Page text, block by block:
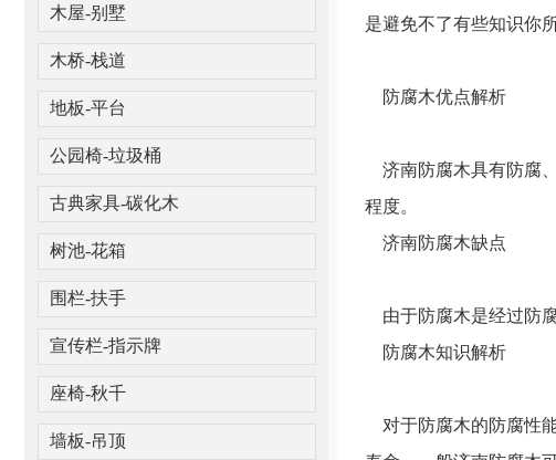
木屋-别墅
木桥-栈道
地板-平台
公园椅-垃圾桶
古典家具-碳化木
树池-花箱
围栏-扶手
宣传栏-指示牌
座椅-秋千
墙板-吊顶
是避免不了有些知识你
防腐木优点解析
济南防腐木具有防腐
程度。
济南防腐木缺点
由于防腐木是经过防
防腐木知识解析
对于防腐木的防腐性